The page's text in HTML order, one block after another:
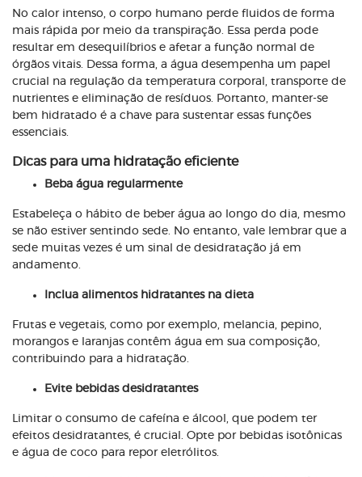
No calor intenso, o corpo humano perde fluidos de forma
mais rápida por meio da transpiração. Essa perda pode
resultar em desequilíbrios e afetar a função normal de
órgãos vitais. Dessa forma, a água desempenha um papel
crucial na regulação da temperatura corporal, transporte de
nutrientes e eliminação de resíduos. Portanto, manter-se
bem hidratado é a chave para sustentar essas funções
essenciais.
Dicas para uma hidratação eficiente
Beba água regularmente
Estabeleça o hábito de beber água ao longo do dia, mesmo
se não estiver sentindo sede. No entanto, vale lembrar que a
sede muitas vezes é um sinal de desidratação já em
andamento.
Inclua alimentos hidratantes na dieta
Frutas e vegetais, como por exemplo, melancia, pepino,
morangos e laranjas contêm água em sua composição,
contribuindo para a hidratação.
Evite bebidas desidratantes
Limitar o consumo de cafeína e álcool, que podem ter
efeitos desidratantes, é crucial. Opte por bebidas isotônicas
e água de coco para repor eletrólitos.